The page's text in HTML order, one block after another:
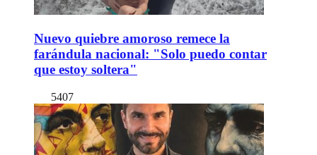
Nuevo quiebre amoroso remece la
farándula nacional: "Solo puedo contar
que estoy soltera"
5407